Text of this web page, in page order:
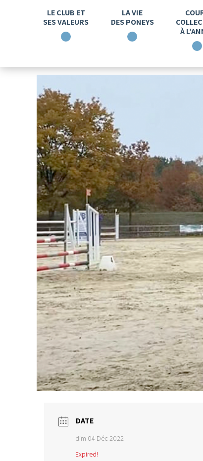
LE CLUB ET
SES VALEURS
LA VIE
DES PONEYS
À
DATE
dim 04 Déc 2022
Expired!